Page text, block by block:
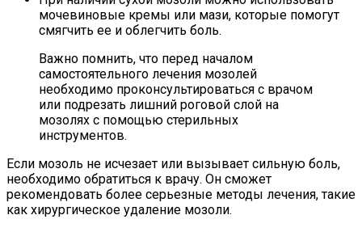
мочевиновые кремы или мази, которые помогут
смягчить ее и облегчить боль.
Важно помнить, что перед началом
самостоятельного лечения мозолей
необходимо проконсультироваться с врачом
или подрезать лишний роговой слой на
мозолях с помощью стерильных
инструментов.
Если мозоль не исчезает или вызывает сильную боль,
необходимо обратиться к врачу. Он сможет
рекомендовать более серьезные методы лечения, такие
как хирургическое удаление мозоли.